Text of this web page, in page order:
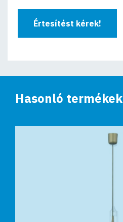
Értesítést kérek!
Hasonló termékek